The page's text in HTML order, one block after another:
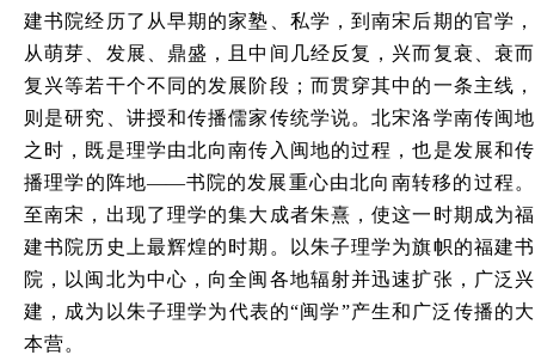
建书院经历了从早期的家塾、私学，到南宋后期的官学，
从萌芽、发展、鼎盛，且中间几经反复，兴而复衰、衰而
复兴等若干个不同的发展阶段；而贯穿其中的一条主线，
则是研究、讲授和传播儒家传统学说。北宋洛学南传闽地
之时，既是理学由北向南传入闽地的过程，也是发展和传
播理学的阵地——书院的发展重心由北向南转移的过程。
至南宋，出现了理学的集大成者朱熹，使这一时期成为福
建书院历史上最辉煌的时期。以朱子理学为旗帜的福建书
院，以闽北为中心，向全闽各地辐射并迅速扩张，广泛兴
建，成为以朱子理学为代表的“闽学”产生和广泛传播的大
本营。